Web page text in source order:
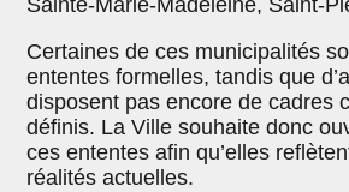
Sainte-Marie-Madeleine, Saint-
Certaines de ces municipalités
ententes formelles, tandis que
disposent pas encore de cadres
définis. La Ville souhaite donc
ces ententes afin qu’elles
réalités actuelles.